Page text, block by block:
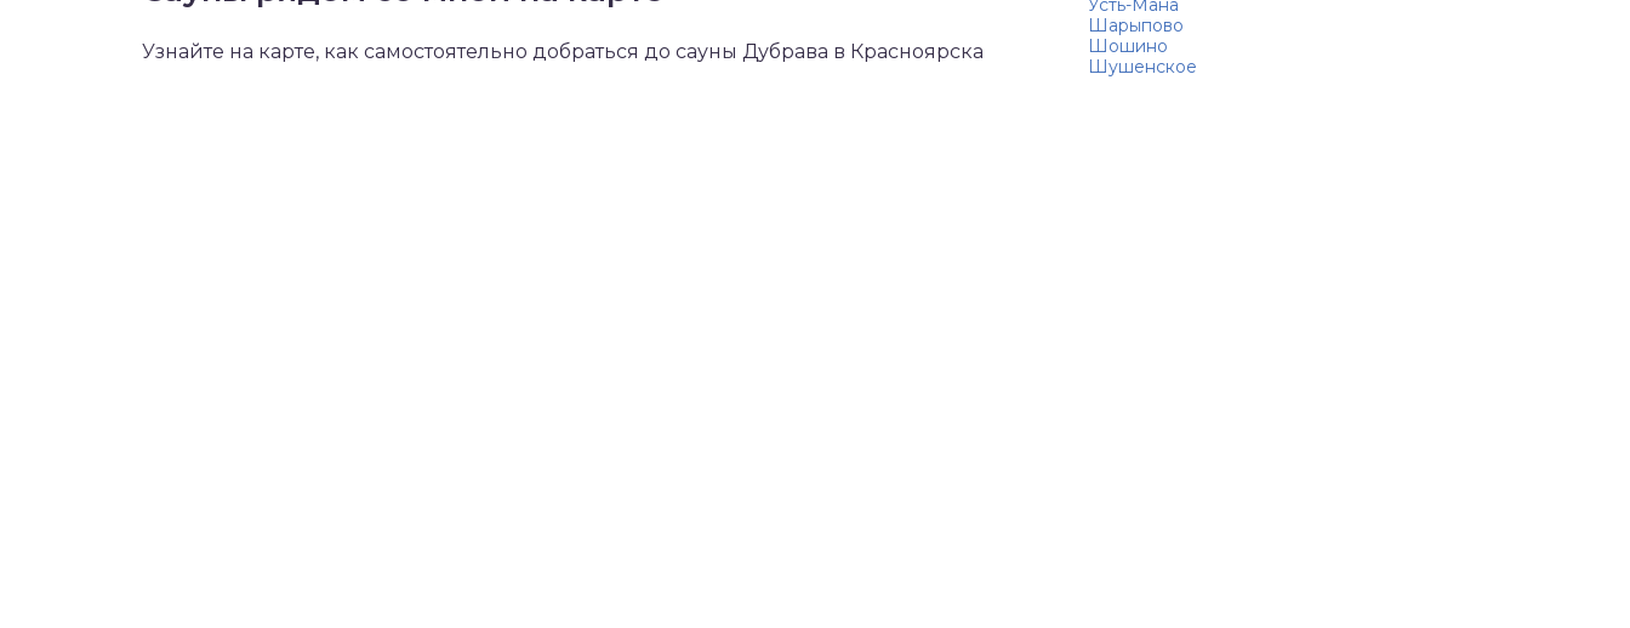
Узнайте на карте, как самостоятельно добраться до сауны Дубрава в Красноярска
Усть-Мана
Шарыпово
Шошино
Шушенское